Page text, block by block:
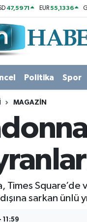
47,5971 EUR55,1336
Politika Spor
MAGAZIN
Times
sarkan
ve Fikstür